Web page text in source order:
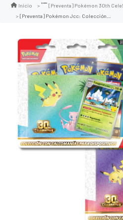
Inicio
[preventa] Pokémon 30th
[preventa] Pokémon Jcc: Colección Con Calcomanías Para Dispositivos De Celebración 30.º Aniversario